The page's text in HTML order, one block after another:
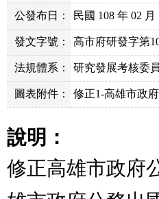
公發布日： 民國 108 年 02 月
發文字號： 高市府研發字第
法規體系： 研究發展考核委
圖表附件： 修正1-高雄市政
說明：
修正高雄市政府